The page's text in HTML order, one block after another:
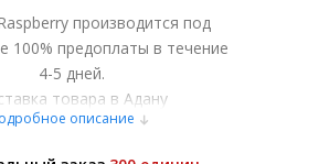
производится под
100% предоплаты в течение
4-5 дней.
товара в Адану
курьерскими службами
описание